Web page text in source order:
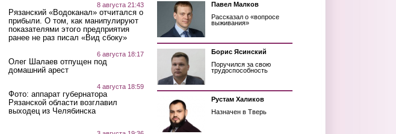
8 августа 21:43
Рязанский «Водоканал» отчитался о
прибыли. О том, как манипулируют
показателями этого предприятия
ранее не раз писал «Вид сбоку»
6 августа 18:17
Олег Шалаев отпущен под
домашний арест
4 августа 18:59
Фото: аппарат губернатора
Рязанской области возглавил
выходец из Челябинска
Павел Малков
Рассказал о «вопросе
выживания»
Борис Ясинский
Поручился за свою
трудоспособность
Рустам Халиков
Назначен в Тверь